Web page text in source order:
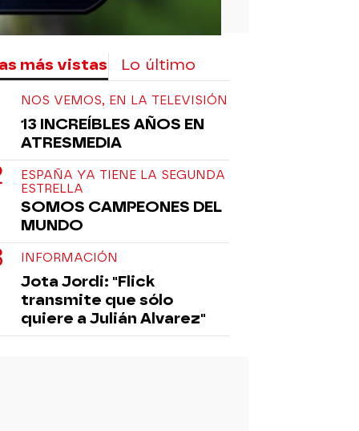
más vistas Lo último
NOS VEMOS, EN LA TELEVISIÓN
13 INCREÍBLES AÑOS EN
ATRESMEDIA
ESPAÑA YA TIENE LA SEGUNDA
ESTRELLA
SOMOS CAMPEONES DEL
MUNDO
INFORMACIÓN
Jota Jordi: "Flick
transmite que sólo
quiere a Julián Alvarez"